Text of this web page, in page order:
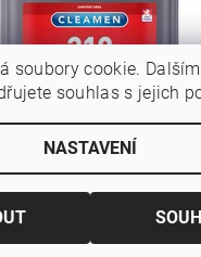
KYSELÝ NA WC A
soubory cookie.
souhlas s jejich
NASTAVENÍ